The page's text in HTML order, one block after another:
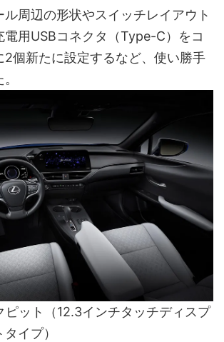
ル周辺の形状やスイッチレイアウト
電用USBコネクタ（Type-C）をコ
2個新たに設定するなど、使い勝手
ピット（12.3インチタッチディスプ
イプ）